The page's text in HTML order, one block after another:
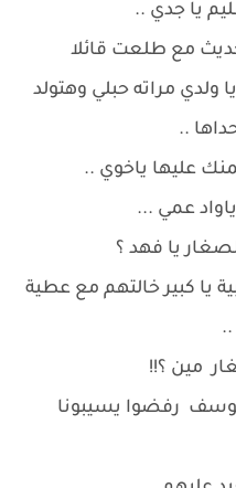
يا جدي ..
مع طلعت قائلا
ولدي مراته حبلي وهتولد
..
عليها ياخوي ..
عمي ...
يا فهد ؟
يا كبير خالتهم مع عطية
مين ؟!!
يوسف رفضوا يسيبونا